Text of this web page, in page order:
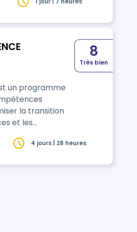
un programme
la transition
et les
les
8
Très bien
4 jours | 28 heures